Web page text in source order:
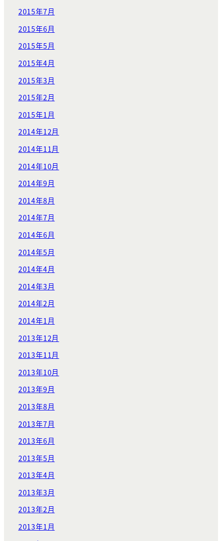
2015年7月
2015年6月
2015年5月
2015年4月
2015年3月
2015年2月
2015年1月
2014年12月
2014年11月
2014年10月
2014年9月
2014年8月
2014年7月
2014年6月
2014年5月
2014年4月
2014年3月
2014年2月
2014年1月
2013年12月
2013年11月
2013年10月
2013年9月
2013年8月
2013年7月
2013年6月
2013年5月
2013年4月
2013年3月
2013年2月
2013年1月